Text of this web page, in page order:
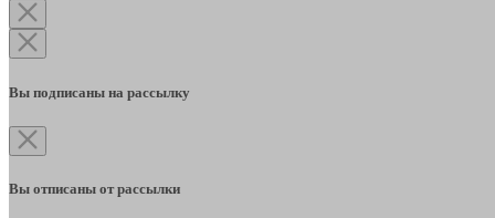
Вы подписаны на рассылку
Вы отписаны от рассылки